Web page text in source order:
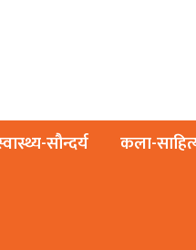
सौन्दर्य कला-